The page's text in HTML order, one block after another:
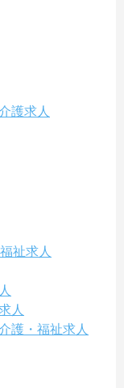
護求人
祉求人
人
護・福祉求人